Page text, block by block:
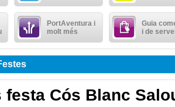
PortAventura i
molt més
Guia
i de
festa Cós Blanc